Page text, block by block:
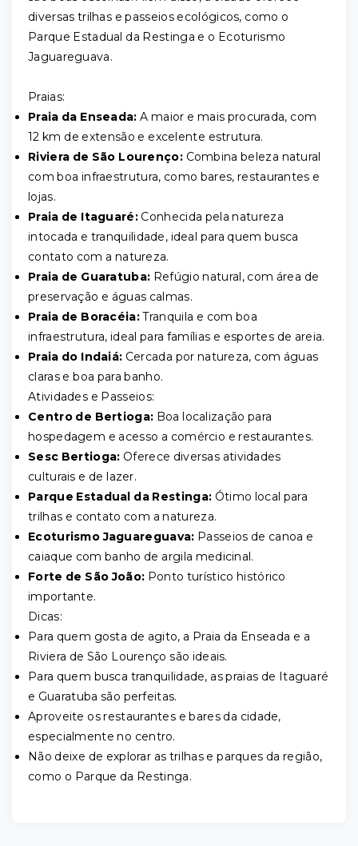
diversas trilhas e passeios ecológicos, como o
Parque Estadual da Restinga e o Ecoturismo
Jaguareguava.
Praias:
Praia da Enseada: A maior e mais procurada, com
12 km de extensão e excelente estrutura.
Riviera de São Lourenço:Combina beleza natural
com boa infraestrutura, como bares, restaurantes e
lojas.
Praia de Itaguaré:Conhecida pela natureza
intocada e tranquilidade, ideal para quem busca
contato com a natureza.
Praia de Guaratuba: Refúgio natural, com área de
preservação e águas calmas.
Praia de Boracéia:Tranquila e com boa
infraestrutura, ideal para famílias e esportes de areia.
Praia do Indaiá: Cercada por natureza, com águas
claras e boa para banho.
Atividades e Passeios:
Centro de Bertioga: Boa localização para
hospedagem e acesso a comércio e restaurantes.
Sesc Bertioga: Oferece diversas atividades
culturais e de lazer.
Parque Estadual da Restinga: Ótimo local para
trilhas e contato com a natureza.
Ecoturismo Jaguareguava: Passeios de canoa e
caiaque com banho de argila medicinal.
Forte de São João: Ponto turístico histórico
importante.
Dicas:
Para quem gosta de agito, a Praia da Enseada e a
Riviera de São Lourenço são ideais.
Para quem busca tranquilidade, as praias de Itaguaré
e Guaratuba são perfeitas.
Aproveite os restaurantes e bares da cidade,
especialmente no centro.
Não deixe de explorar as trilhas e parques da região,
como o Parque da Restinga.